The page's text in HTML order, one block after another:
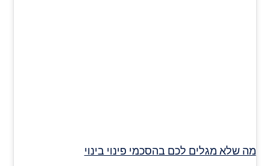
מה שלא מגלים לכם בהסכמי פינוי בינוי